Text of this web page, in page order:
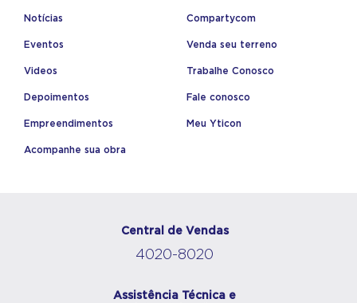
Notícias
Eventos
Videos
Depoimentos
Empreendimentos
Acompanhe sua obra
Compartycom
Venda seu terreno
Trabalhe Conosco
Fale conosco
Meu Yticon
Central de Vendas
4020-8020
Assistência Técnica e